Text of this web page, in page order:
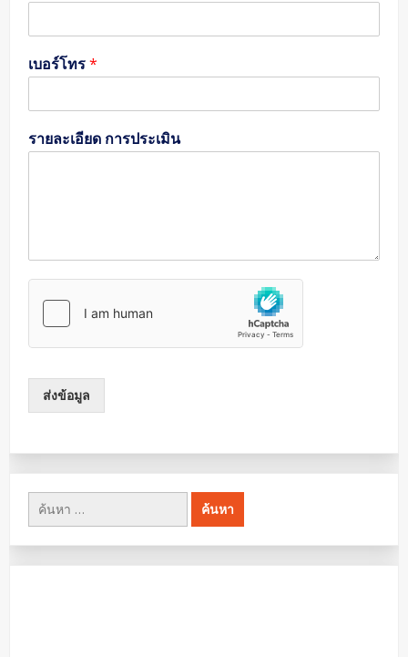
เบอร์โทร*
รายละเอียด การประเมิน
ส่งข้อมูล
ค้นหา
สำหรับ: